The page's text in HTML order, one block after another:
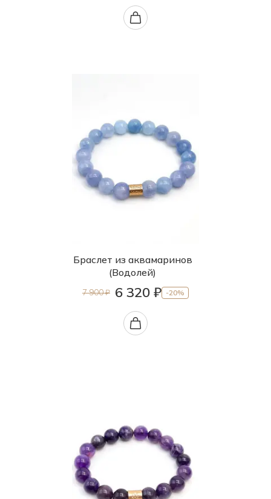
Браслет из аквамаринов
(Водолей)
7 900 ₽ 6 320 ₽ -20%